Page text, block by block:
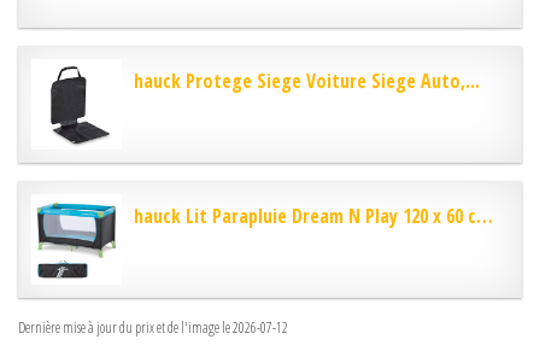
hauck Protege Siege Voiture Siege Auto,...
hauck Lit Parapluie Dream N Play 120 x 60 cm -...
Dernière mise à jour du prix et de l'image le 2026-07-12